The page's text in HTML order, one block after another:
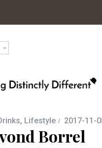
, Lifestyle 2017-11-
Borrel